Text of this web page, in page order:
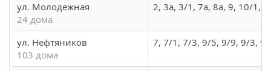
ул. Молодежная
24 дома
2, 3а, 3/1, 7а, 8а, 9, 10/1,
ул. Нефтяников
103 дома
7, 7/1, 7/3, 9/5, 9/9, 9/3,